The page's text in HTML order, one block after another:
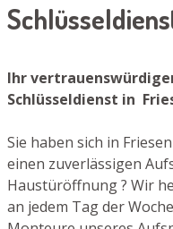
Ihr
Schlüsseldienst in
Sie haben sich in
einen zuverlässigen
Haustüröffnung ? Wir
an jedem Tag der